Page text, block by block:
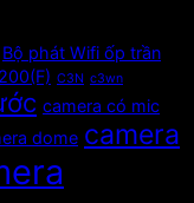
Bộ phát Wifi ốp trần
C3N c3wn
camera có mic
dome camera